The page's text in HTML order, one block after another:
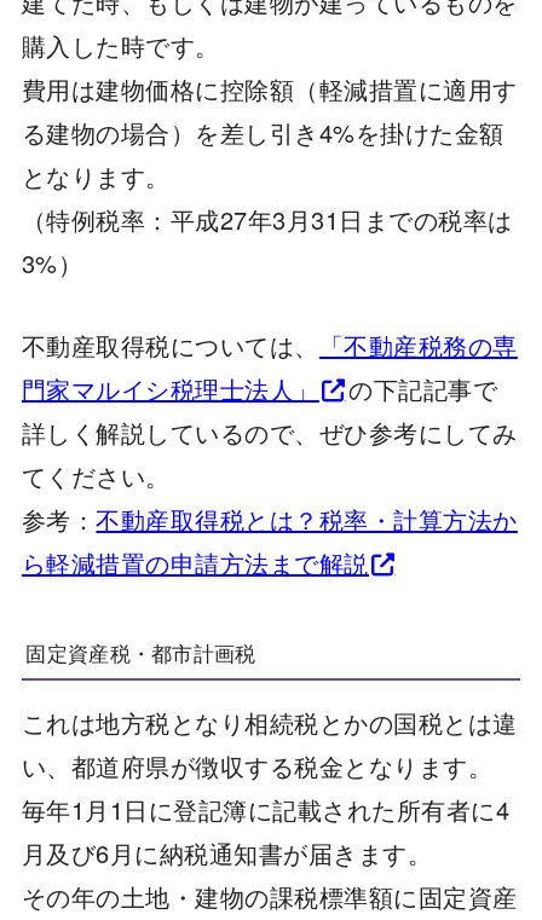
購入した時です。
費用は建物価格に控除額（軽減措置に適用す
る建物の場合）を差し引き4%を掛けた金額
となります。
（特例税率：平成27年3月31日までの税率は
3%）
不動産取得税については、
「不動産税務の専
門家マルイシ税理士法人」
の下記記事で
詳しく解説しているので、ぜひ参考にしてみ
てください。
参考：不動産取得税とは？税率・計算方法か
ら軽減措置の申請方法まで解説
固定資産税・都市計画税
これは地方税となり相続税とかの国税とは違
い、都道府県が徴収する税金となります。
毎年1月1日に登記簿に記載された所有者に4
月及び6月に納税通知書が届きます。
その年の土地・建物の課税標準額に固定資産